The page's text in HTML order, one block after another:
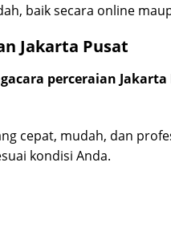
baik secara online
Jakarta Pusat
perceraian Jakarta
cepat, mudah, dan
kondisi Anda.